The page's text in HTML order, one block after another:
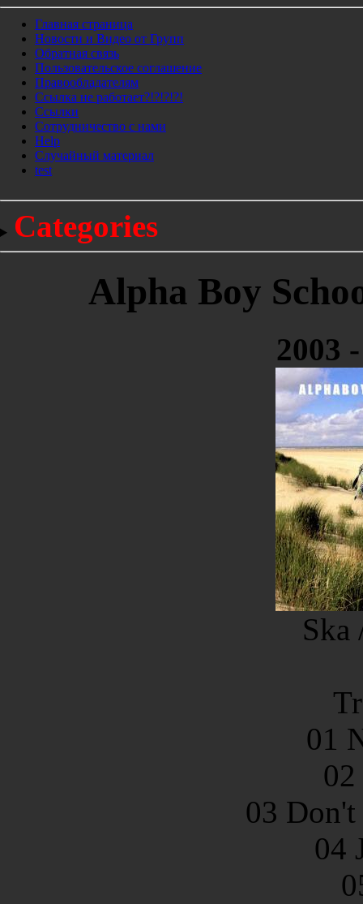
Главная страница
Новости и Видео от Групп
Обратная связь
Пользовательское соглашение
Правообладателям
Ссылка не работает?!?!?!?!
Ссылки
Сотрудничество с нами
Help
Cлучайный материал
test
Categories
Alpha Boy
2003
Ska
01
02
03
04